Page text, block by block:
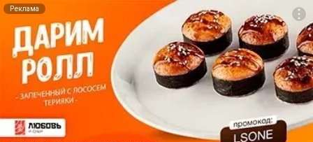
Реклама